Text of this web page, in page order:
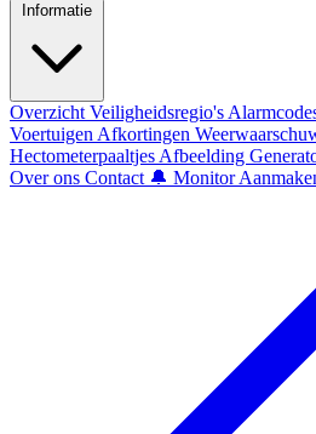
Informatie
Overzicht Veiligheidsregio's
Voertuigen Afkortingen
Hectometerpaaltjes Afbeelding
Over ons Contact 🔔 Monitor